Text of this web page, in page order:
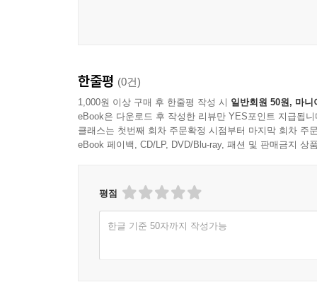
한줄평 (0건)
1,000원 이상 구매 후 한줄평 작성 시 일반회원 50원, 마니
eBook은 다운로드 후 작성한 리뷰만 YES포인트 지급됩니
클래스는 첫번째 회차 주문확정 시점부터 마지막 회차 주
eBook 페이백, CD/LP, DVD/Blu-ray, 패션 및 판매금지 상
평점
한글 기준 50자까지 작성가능